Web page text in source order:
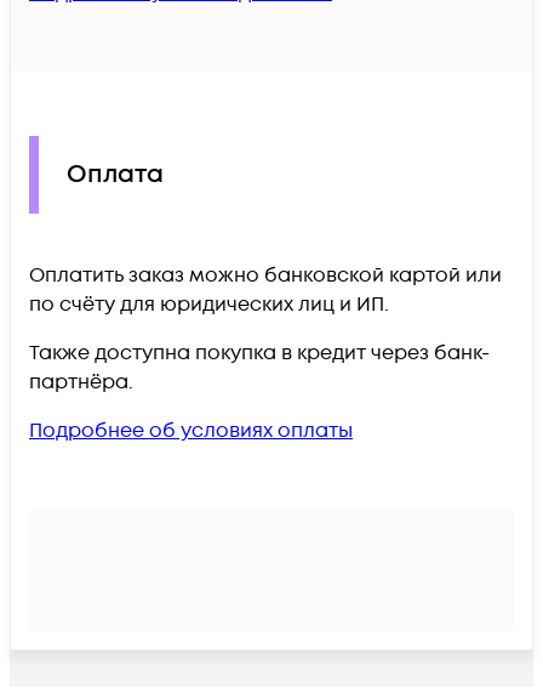
Оплата
Оплатить заказ можно банковской картой или
по счёту для юридических лиц и ИП.
Также доступна покупка в кредит через банк-
партнёра.
Подробнее об условиях оплаты